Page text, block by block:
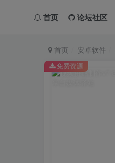
首页 论坛社区
首页 安卓软件
免费资源